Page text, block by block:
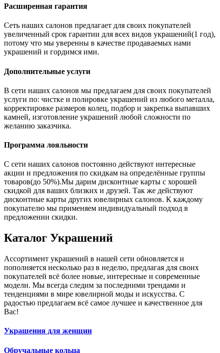
Расширенная гарантия
Сеть наших салонов предлагает для своих покупателей
увеличенный срок гарантии для всех видов украшений(1 год),
потому что мы уверенны в качестве продаваемых нами
украшений и гордимся ими.
Дополнительные услуги
В сети наших салонов мы предлагаем для своих покупателей
услуги по: чистке и полировке украшений из любого металла,
корректировке размеров колец, подбор и закрепка выпавших
камней, изготовление украшений любой сложности по
желанию заказчика.
Программа лояльности
С сети наших салонов постоянно действуют интересные
акции и предложения по скидкам на определённые группы
товаров(до 50%).Мы дарим дисконтные карты с хорошей
скидкой для ваших близких и друзей. Так же действуют
дисконтные карты других ювелирных салонов. К каждому
покупателю мы применяем индивидуальный подход в
предложении скидки.
Каталог Украшений
Ассортимент украшений в нашей сети обновляется и
пополняется несколько раз в неделю, предлагая для своих
покупателей всё более новые, интересные и современные
модели. Мы всегда следим за последними трендами и
тенденциями в мире ювелирной моды и искусства. С
радостью предлагаем всё самое лучшее и качественное для
Вас!
Украшения для женщин
Обручальные кольца